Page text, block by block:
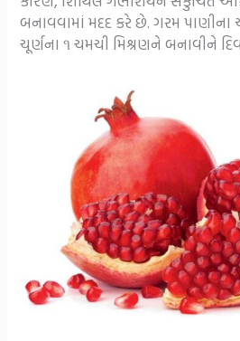
બનાવવામાં મદદ કરે છે. ગરમ
ચૂર્ણના ૧ ચમચી મિશ્રણને બનાવીને